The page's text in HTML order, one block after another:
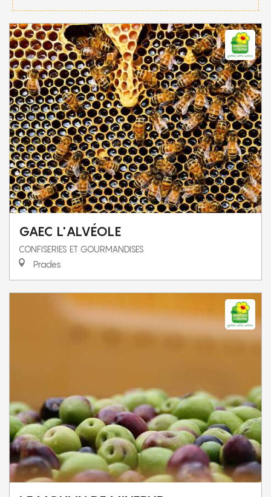
GAEC L'ALVÉOLE
CONFISERIES ET GOURMANDISES
Prades